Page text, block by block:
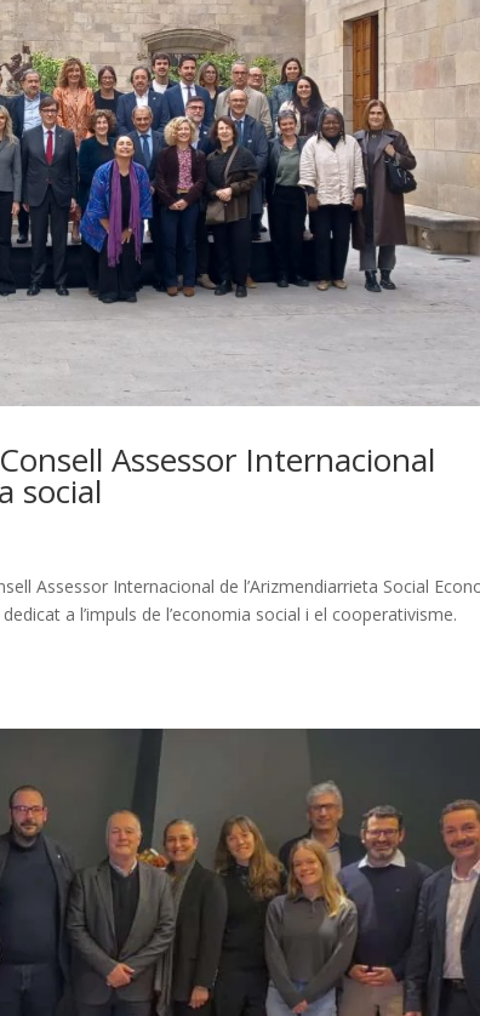
Assessor Internacional
social
Assessor Internacional de l’Arizmendiarrieta Social
a l’impuls de l’economia social i el cooperativisme.